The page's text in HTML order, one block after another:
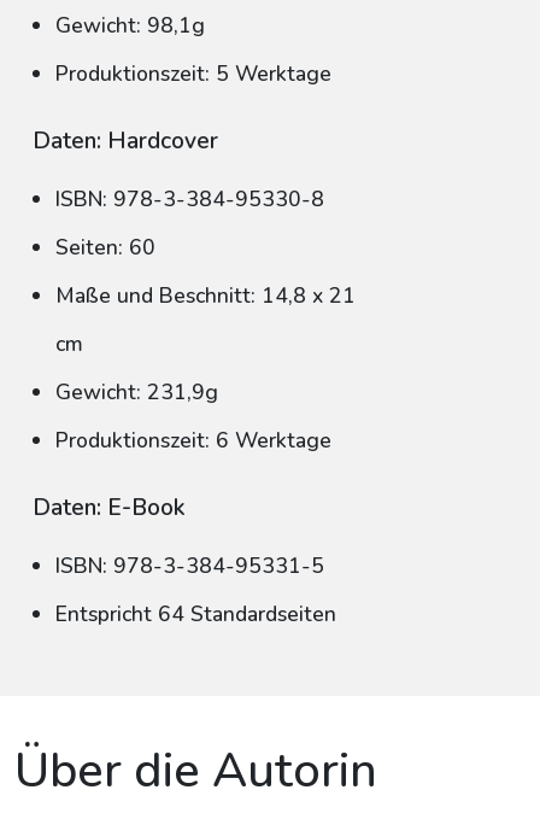
Gewicht: 98,1g
Produktionszeit: 5 Werktage
Daten: Hardcover
ISBN: 978-3-384-95330-8
Seiten: 60
Maße und Beschnitt: 14,8 x 21
cm
Gewicht: 231,9g
Produktionszeit: 6 Werktage
Daten: E-Book
ISBN: 978-3-384-95331-5
Entspricht 64 Standardseiten
Über die Autorin